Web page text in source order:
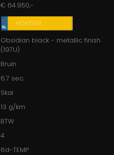
€ 64.950,-
HGK68B
Obsidian black - metallic finish
(197U)
Bruin
6.7 sec.
Skai
13 g/km
BTW
4
6d-TEMP